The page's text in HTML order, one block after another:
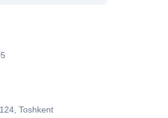
Toshkent